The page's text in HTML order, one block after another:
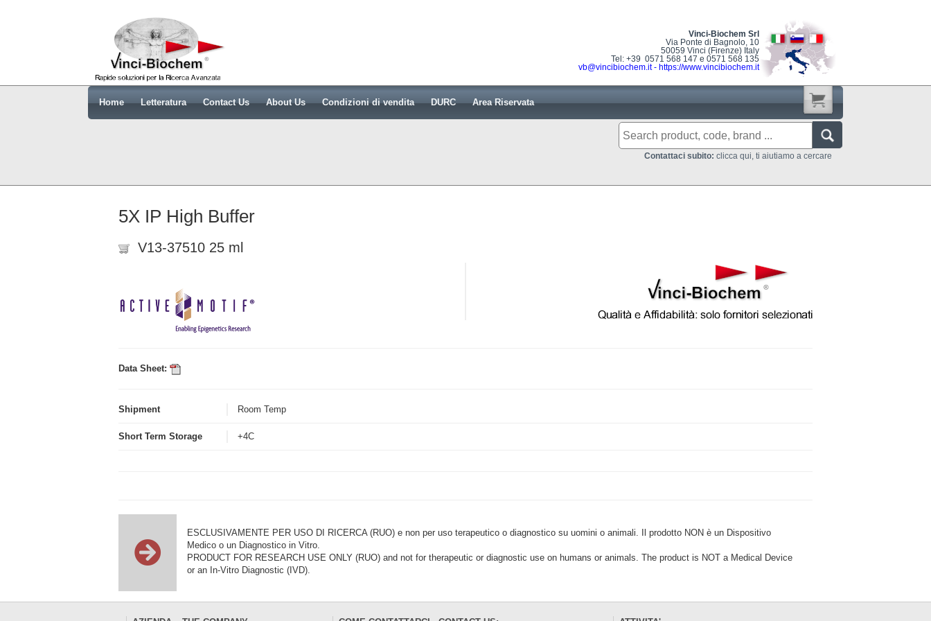
Vinci-Biochem Srl
Via Ponte di Bagnolo, 10
50059 Vinci (Firenze) Italy
Tel: +39 0571 568 147 e 0571 568 135
vb@vincibiochem.it- https://www.vincibiochem.it
Home Letteratura Contact Us About Us Condizioni di vendita DURC Area Riservata
Contattaci subito: clicca qui, ti aiutiamo a cercare
5X IP High Buffer
V13-37510 25 ml
Data Sheet:
Shipment Room Temp
Short Term Storage +4C
ESCLUSIVAMENTE PER USO DI RICERCA (RUO) e non per uso terapeutico o diagnostico su uomini o animali. Il prodotto NON è un Dispositivo
Medico o un Diagnostico in Vitro.
PRODUCT FOR RESEARCH USE ONLY (RUO) and not for therapeutic or diagnostic use on humans or animals. The product is NOT a Medical Device
or an In-Vitro Diagnostic (IVD).